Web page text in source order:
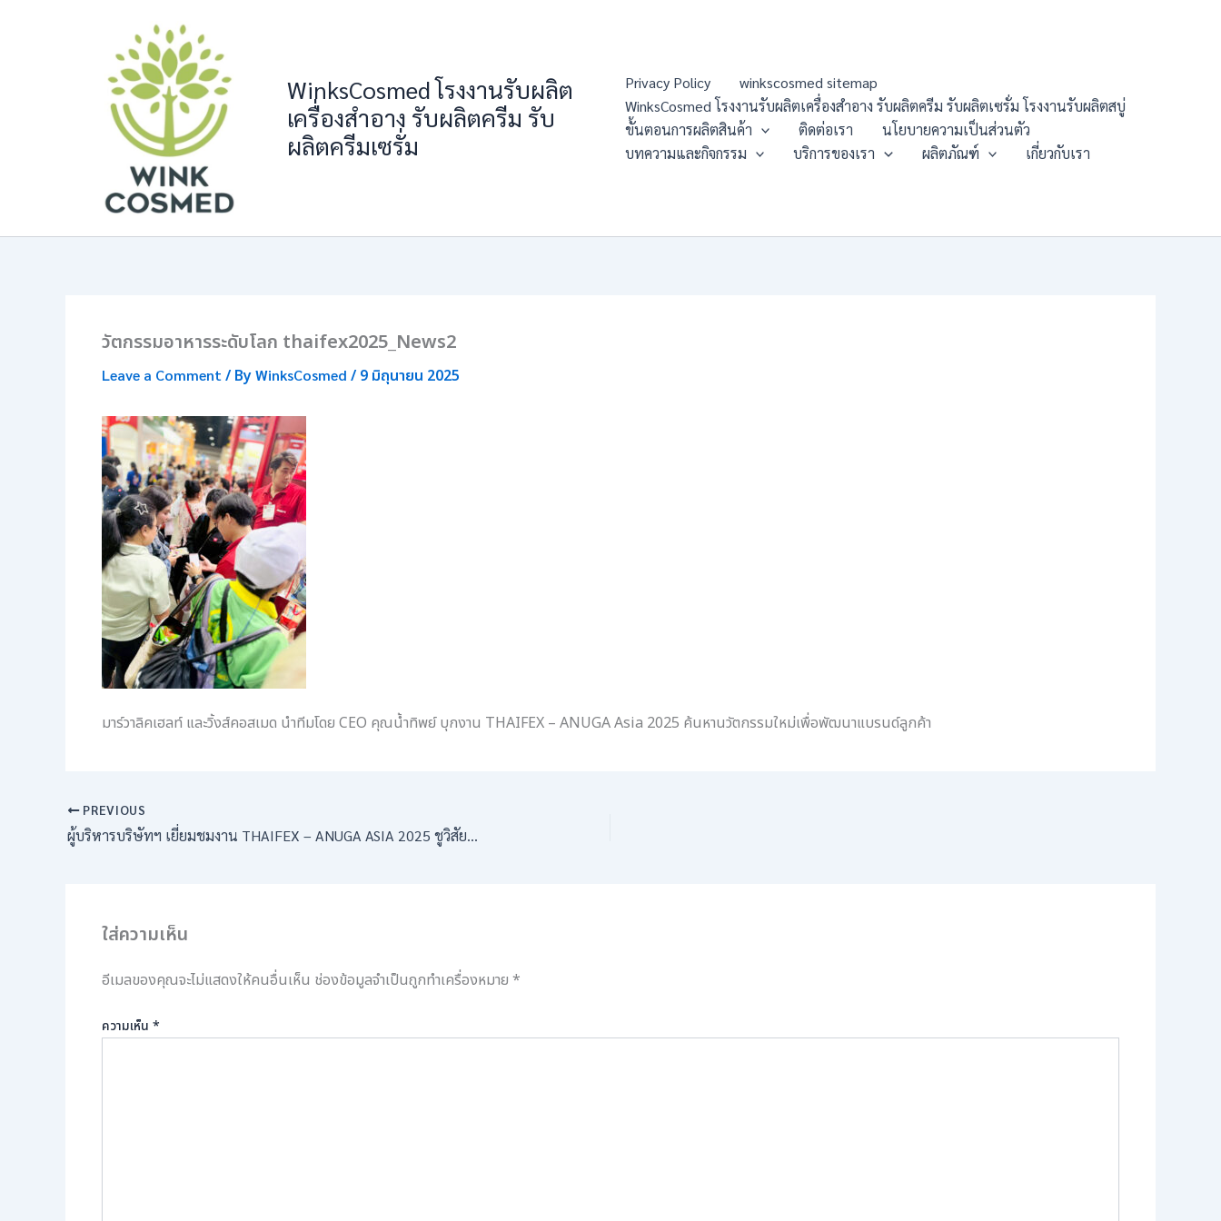
WinksCosmed โรงงานรับผลิต
เครื่องสำอาง รับผลิตครีม รับ
ผลิตครีมเซรั่ม
Privacy Policy
winkscosmed sitemap
WinksCosmed โรงงานรับผลิตเครื่องสำอาง รับผลิตครีม รับผลิตเซรั่ม โรงงานรับผลิตสบู่
ขั้นตอนการผลิตสินค้า
ติดต่อเรา
นโยบายความเป็นส่วนตัว
บทความและกิจกรรม
บริการของเรา ผลิตภัณฑ์ เกี่ยวกับเรา
วัตกรรมอาหารระดับโลก thaifex2025_News2
Leave a Comment / ByWinksCosmed / 9 มิถุนายน 2025
มาร์วาลิคเฮลท์ และวิ้งส์คอสเมด นำทีมโดย CEO คุณน้ำทิพย์ บุกงาน THAIFEX – ANUGA Asia 2025 ค้นหานวัตกรรมใหม่เพื่อพัฒนาแบรนด์ลูกค้า
PREVIOUS
ผู้บริหารบริษัทฯ เยี่ยมชมงาน THAIFEX – ANUGA ASIA 2025 ชูวิสัยทัศน์ “นวัตกรรมอาหารไทยสู่ตลาดโลก”
ใส่ความเห็น
อีเมลของคุณจะไม่แสดงให้คนอื่นเห็น ช่องข้อมูลจำเป็นถูกทำเครื่องหมาย *
ความเห็น *